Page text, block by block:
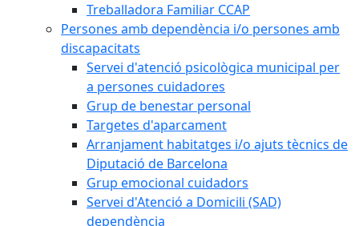
Treballadora Familiar CCAP
Persones amb dependència i/o persones amb
discapacitats
Servei d'atenció psicològica municipal per
a persones cuidadores
Grup de benestar personal
Targetes d'aparcament
Arranjament habitatges i/o ajuts tècnics de
Diputació de Barcelona
Grup emocional cuidadors
Servei d'Atenció a Domicili (SAD)
dependència